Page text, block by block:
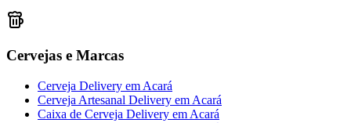
Cervejas e Marcas
Cerveja Delivery em Acará
Cerveja Artesanal Delivery em Acará
Caixa de Cerveja Delivery em Acará